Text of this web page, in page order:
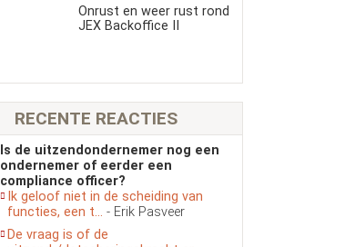
Onrust en weer rust rond
JEX Backoffice II
RECENTE REACTIES
Is de uitzendondernemer nog een
ondernemer of eerder een
compliance officer?
Ik geloof niet in de scheiding van
functies, een t... - Erik Pasveer
De vraag is of de